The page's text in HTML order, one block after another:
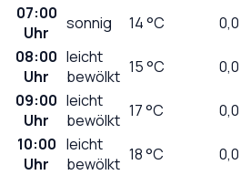
07:00
Uhr
sonnig 14°C 0,0
08:00
Uhr
leicht
bewölkt 15°C 0,0
09:00
Uhr
leicht
bewölkt 17°C 0,0
10:00
Uhr
leicht
bewölkt 18°C 0,0